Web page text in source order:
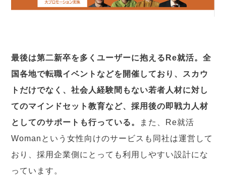
最後は第二新卒を多くユーザーに抱えるRe就活。全
国各地で転職イベントなどを開催しており、スカウ
トだけでなく、社会人経験間もない若者人材に対し
てのマインドセット教育など、採用後の即戦力人材
としてのサポートも行っている。
また、Re就活
Womanという女性向けのサービスも同社は運営して
おり、採用企業側にとっても利用しやすい設計にな
っています。